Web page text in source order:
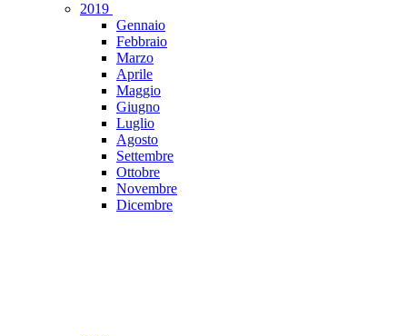
2019
Gennaio
Febbraio
Marzo
Aprile
Maggio
Giugno
Luglio
Agosto
Settembre
Ottobre
Novembre
Dicembre